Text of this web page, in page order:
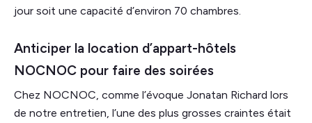
jour soit une capacité d’environ 70 chambres.
Anticiper la location d’appart-hôtels
NOCNOC pour faire des soirées
Chez NOCNOC, comme l’évoque Jonatan Richard lors
de notre entretien, l’une des plus grosses craintes était